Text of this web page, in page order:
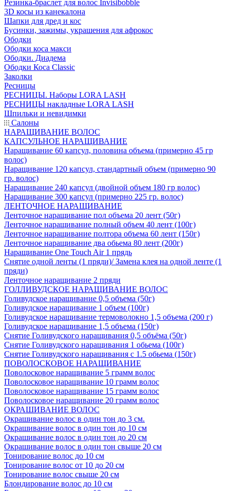
Резинка-браслет для волос Invisibobble
3D косы из канекалона
Шапки для дред и кос
Бусинки, зажимы, украшения для афрокос
Ободки
Ободки коса макси
Ободки. Диадема
Ободки Коса Classic
Заколки
Ресницы
РЕСНИЦЫ. Наборы LORA LASH
РЕСНИЦЫ накладные LORA LASH
Шпильки и невидимки
Салоны
НАРАЩИВАНИЕ ВОЛОС
КАПСУЛЬНОЕ НАРАЩИВАНИЕ
Наращивание 60 капсул, половина объема (примерно 45 гр
волос)
Наращивание 120 капсул, стандартный объем (примерно 90
гр. волос)
Наращивание 240 капсул (двойной объем 180 гр волос)
Наращивание 300 капсул (примерно 225 гр. волос)
ЛЕНТОЧНОЕ НАРАЩИВАНИЕ
Ленточное наращивание пол объема 20 лент (50г)
Ленточное наращивание полный объем 40 лент (100г)
Ленточное наращивание полтора объема 60 лент (150г)
Ленточное наращивание два обьема 80 лент (200г)
Наращивание One Touch Air 1 прядь
Снятие одной ленты (1 пряди)/ Замена клея на одной ленте (1
пряди)
Ленточное наращивание 2 пряди
ГОЛЛИВУДСКОЕ НАРАЩИВАНИЕ ВОЛОС
Голивудское наращивание 0,5 объема (50г)
Голивудское наращивание 1 объем (100г)
Голивудское наращивание термоволокно 1,5 объема (200 г)
Голивудское наращивание 1,5 объема (150г)
Снятие Голивудского наращивания 0,5 объёма (50г)
Снятие Голивудского наращивания 1 обьема (100г)
Снятие Голивудского наращивания с 1.5 обьема (150г)
ПОВОЛОСКОВОЕ НАРАЩИВАНИЕ
Поволосковое наращивание 5 грамм волос
Поволосковое наращивание 10 грамм волос
Поволосковое наращивание 15 грамм волос
Поволосковое наращивание 20 грамм волос
ОКРАШИВАНИЕ ВОЛОС
Окрашивание волос в один тон до 3 см.
Окрашивание волос в один тон до 10 см
Окрашивание волос в один тон до 20 см
Окрашивание волос в один тон свыше 20 см
Тонирование волос до 10 см
Тонирование волос от 10 до 20 см
Тонирование волос свыше 20 см
Блондирование волос до 10 см